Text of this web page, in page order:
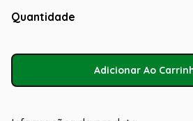
Quantidade
Adicionar Ao